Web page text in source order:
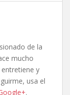
de la
mucho
y
usa el
.